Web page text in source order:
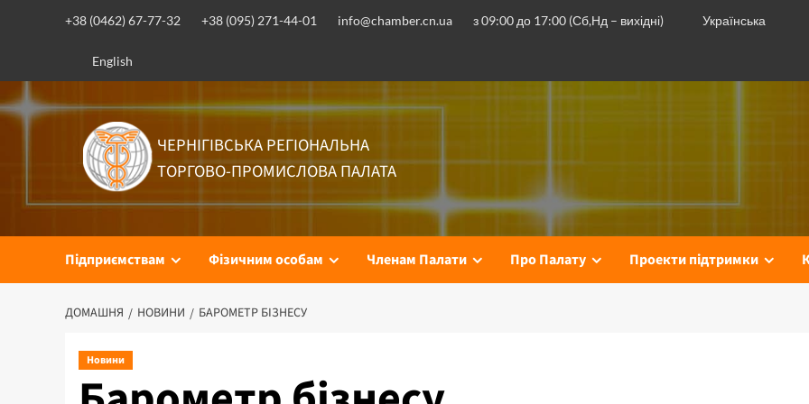
+38 (0462) 67-77-32 +38 (095) 271-44-01 info@chamber.cn.ua з 09:00 до 17:00 (Сб,Нд – вихідні) Українська
English
ЧЕРНІГІВСЬКА РЕГІОНАЛЬНА
ТОРГОВО-ПРОМИСЛОВА ПАЛАТА
Підприємствам Фізичним особам Членам Палати Про Палату Проекти підтримки
ДОМАШНЯ НОВИНИ БАРОМЕТР БІЗНЕСУ
Новини